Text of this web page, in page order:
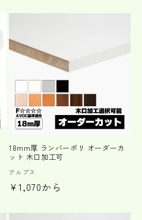
価
18mm厚 ランバーポリ オーダーカ
ット 木口加工可
販
売
アルプス
通
価
¥1,070から